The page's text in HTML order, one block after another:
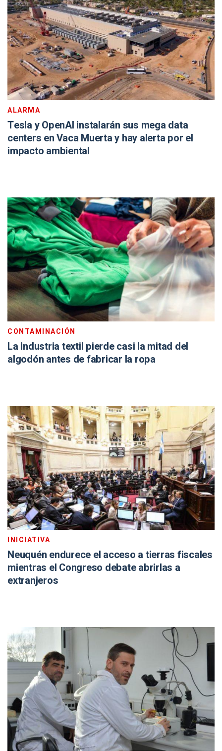
ALARMA
Tesla y OpenAI instalarán sus mega data
centers en Vaca Muerta y hay alerta por el
impacto ambiental
CONTAMINACIÓN
La industria textil pierde casi la mitad del
algodón antes de fabricar la ropa
INICIATIVA
Neuquén endurece el acceso a tierras fiscales
mientras el Congreso debate abrirlas a
extranjeros